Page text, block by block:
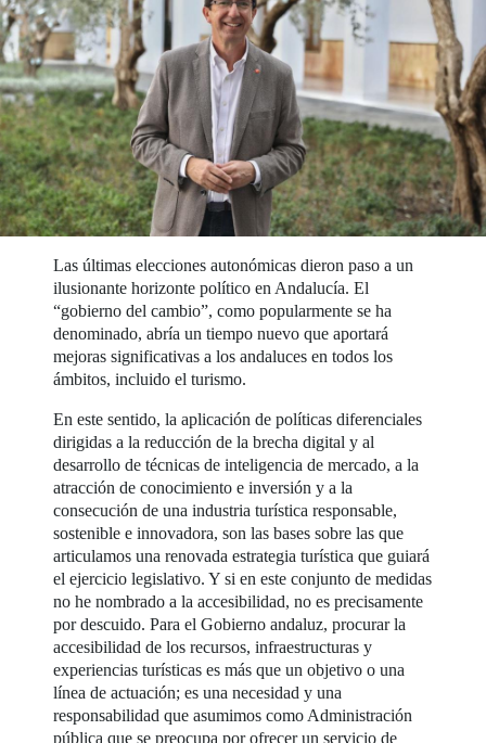
Las últimas elecciones autonómicas dieron paso a un
ilusionante horizonte político en Andalucía. El
“gobierno del cambio”, como popularmente se ha
denominado, abría un tiempo nuevo que aportará
mejoras significativas a los andaluces en todos los
ámbitos, incluido el turismo.
En este sentido, la aplicación de políticas diferenciales
dirigidas a la reducción de la brecha digital y al
desarrollo de técnicas de inteligencia de mercado, a la
atracción de conocimiento e inversión y a la
consecución de una industria turística responsable,
sostenible e innovadora, son las bases sobre las que
articulamos una renovada estrategia turística que guiará
el ejercicio legislativo. Y si en este conjunto de medidas
no he nombrado a la accesibilidad, no es precisamente
por descuido. Para el Gobierno andaluz, procurar la
accesibilidad de los recursos, infraestructuras y
experiencias turísticas es más que un objetivo o una
línea de actuación; es una necesidad y una
responsabilidad que asumimos como Administración
pública que se preocupa por ofrecer un servicio de